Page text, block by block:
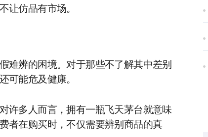
让仿品有市场。
难辨的困境。对于那些不了解其中差别
可能危及健康。
许多人而言，拥有一瓶飞天茅台就意味
者在购买时，不仅需要辨别商品的真